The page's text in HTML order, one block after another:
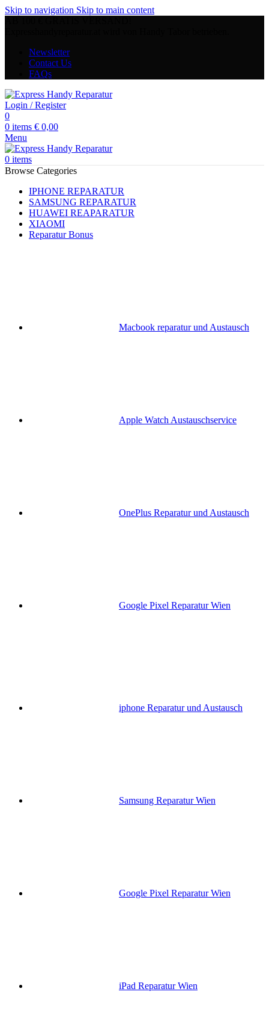
Skip to navigation Skip to main content
Newsletter
Contact Us
FAQs
Login / Register
0
0 items € 0,00
Menu
0 items
Browse Categories
IPHONE REPARATUR
SAMSUNG REPARATUR
HUAWEI REAPARATUR
XIAOMI
Reparatur Bonus
Macbook reparatur und Austausch
Apple Watch Austauschservice
OnePlus Reparatur und Austausch
Google Pixel Reparatur Wien
iphone Reparatur und Austausch
Samsung Reparatur Wien
Google Pixel Reparatur Wien
iPad Reparatur Wien